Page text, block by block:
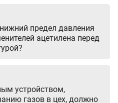
предел давления
ацетилена перед
устройством,
газов в цех, должно